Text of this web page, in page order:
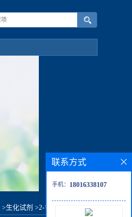
>生化试剂 >2-氰基硫代乙酰胺
联系方式
手机： 18016338107